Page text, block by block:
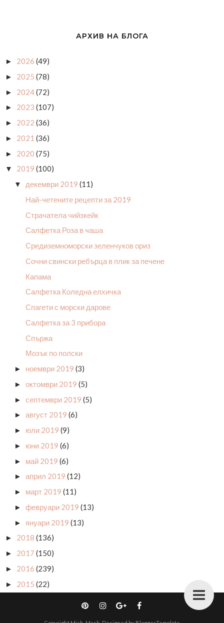
АРХИВ НА БЛОГА
► 2026 (49)
► 2025 (78)
► 2024(72)
► 2023 (107)
► 2022 (36)
► 2021 (36)
► 2020 (75)
▼ 2019 (100)
▼ декември 2019 (11)
Най-четените рецепти за 2019
Страчатела чийзкейк
Салфетка Роза в чаша
Средиземноморски зеленчуков ориз
Сочни свински ребърца в плик за печене
Капама
Салфетка Коледна елхичка
Спагети с морски дарове
Салфетка за 3 прибора
Спържа
Мозък по полски
► ноември 2019 (3)
► октомври 2019 (5)
► септември 2019 (5)
► август 2019 (6)
► юли 2019 (9)
► юни 2019 (6)
► май 2019 (6)
► април 2019 (12)
► март 2019 (11)
► февруари 2019 (13)
► януари 2019 (13)
► 2018 (136)
► 2017 (150)
► 2016 (239)
► 2015 (22)